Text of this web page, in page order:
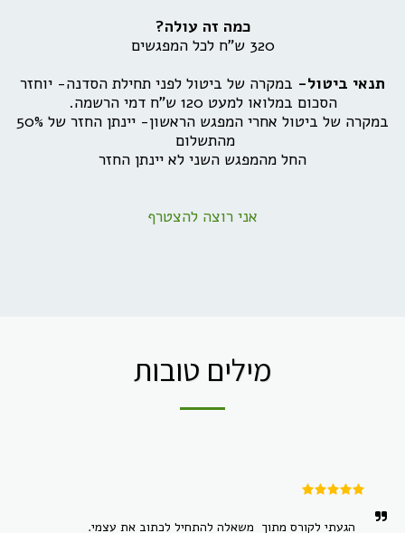
כמה זה עולה?
320 ש"ח לכל המפגשים
תנאי ביטול- במקרה של ביטול לפני תחילת הסדנה- יוחזר
הסכום במלואו למעט 120 ש"ח דמי הרשמה.
במקרה של ביטול אחרי המפגש הראשון- יינתן החזר של 50%
מהתשלום
החל מהמפגש השני לא יינתן החזר
אני רוצה להצטרף
מילים טובות